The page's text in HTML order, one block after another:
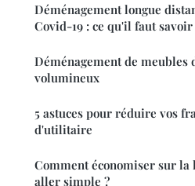
Déménagement longue
Covid-19 : ce qu'il faut savoir
Déménagement de meubles
volumineux
5 astuces pour réduire vos
d'utilitaire
Comment économiser sur
aller simple ?